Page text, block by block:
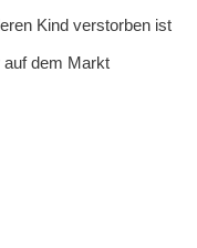
Kind verstorben ist
auf dem Markt